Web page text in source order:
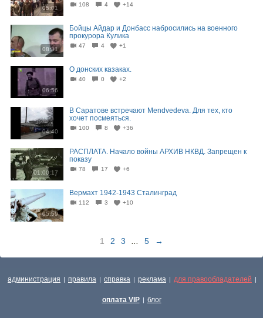
05:01
108 4 +14
08:31
Бойцы Айдар и Донбасс набросились на военного
прокурора Кулика
47 4 +1
06:56
О донских казаках.
40 0 +2
04:40
В Саратове встречают Mendvedeva. Для тех, кто
хочет посмеяться.
100 8 +36
01:00:17
РАСПЛАТА. Начало войны АРХИВ НКВД. Запрещен к
показу
78 17 +6
05:59
Вермахт 1942-1943 Сталинград
112 3 +10
1 2 3 5 →
администрация | правила | справка | реклама | для правообладателей |
оплата VIP | блог